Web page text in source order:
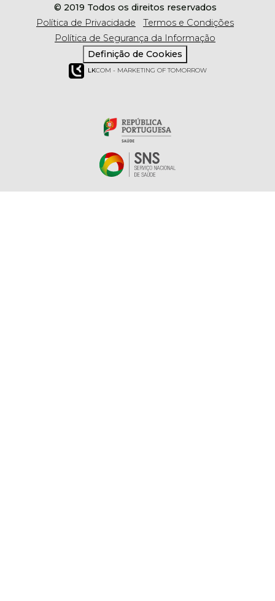
© 2019 Todos os direitos reservados
Política de Privacidade
Termos e Condições
Política de Segurança da Informação
Definição de Cookies
LKCOM - MARKETING OF TOMORROW